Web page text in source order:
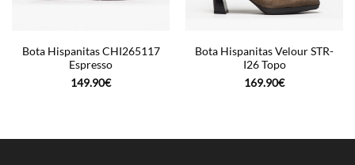
Bota Hispanitas CHI265117
Espresso
149.90€
Bota Hispanitas Velour STR-
I26 Topo
169.90€